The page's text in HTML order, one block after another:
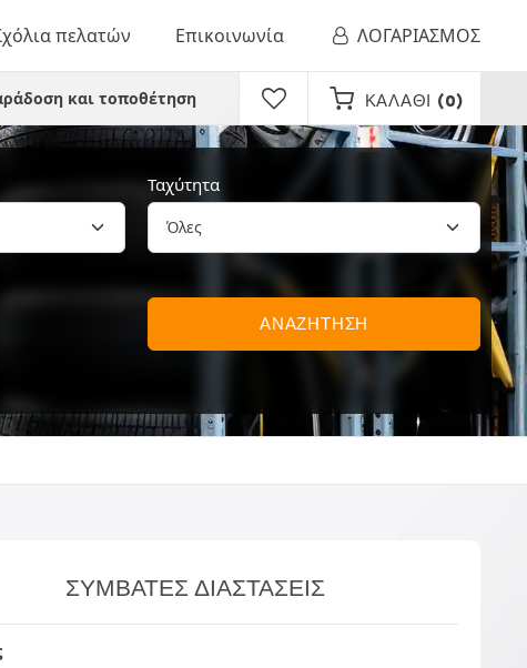
πελατών Επικοινωνία ΛΟΓΑΡΙΑΣΜΟΣ
και τοποθέτηση ΚΑΛΆΘΙ (0)
Ταχύτητα
ΑΝΑΖΗΤΗΣΗ
ΣΥΜΒΑΤΈΣ ΔΙΑΣΤΆΣΕΙΣ